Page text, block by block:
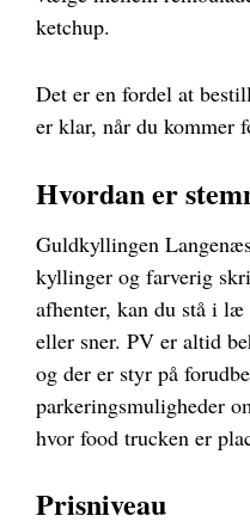
ketchup.
Det er en fordel at
er klar, når du kommer
Hvordan er
Guldkyllingen
kyllinger og farverig
afhenter, kan du stå i
eller sner. PV er altid
og der er styr på
parkeringsmuligheder
hvor food trucken er
Prisniveau